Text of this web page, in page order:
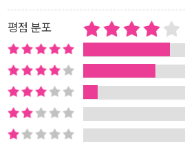
과 함께 대중과 평단의 호평을 동시에 받
스> 베스트셀러에 오르고 네뷸러상 최우수 장
가 살던 대로 계속 살아간다고 가정할 때
단 하나도 들어 있지 않습니다. 생각해보
중 일부가 이미 일어나는 중이라는 겁니
국식 삶의 일부로 인정하지 않는 것들도요.” _ 작
을 일구며 살아가던 로런에게 닥친 시련
감과 변화의 힘 2032년, 로런 올라미나는 집과 가족이 모조리 소멸된
평점 분포